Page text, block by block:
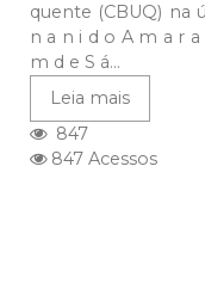
quente (CBUQ) na
n a n i d o A m a r
m d e S á...
Leia mais
847
847 Acessos